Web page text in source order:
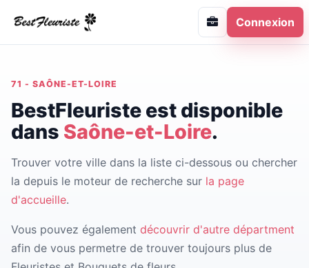
Connexion
71 - SAÔNE-ET-LOIRE
BestFleuriste est disponible
dans Saône-et-Loire.
Trouver votre ville dans la liste ci-dessous ou chercher
la depuis le moteur de recherche sur la page
d'accueille.
Vous pouvez également découvrir d'autre départment
afin de vous permetre de trouver toujours plus de